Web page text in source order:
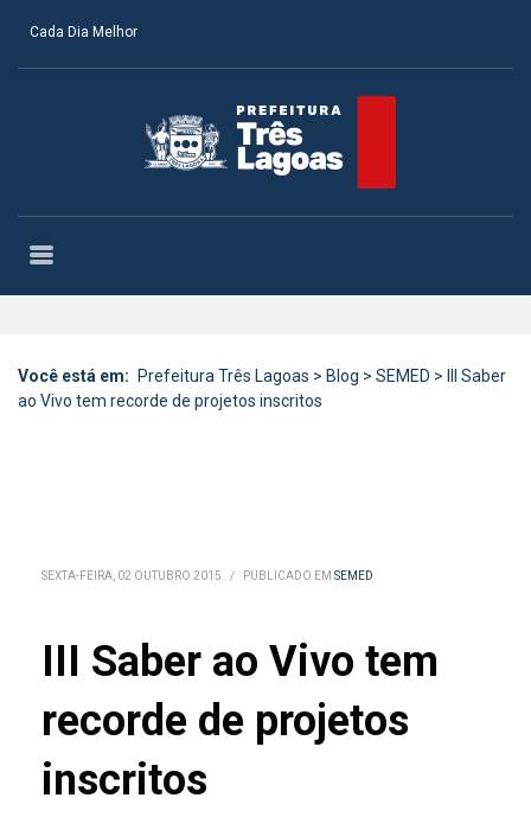
Cada Dia Melhor
Você está em: Prefeitura Três Lagoas > Blog > SEMED >
III Saber
ao Vivo tem recorde de projetos inscritos
SEXTA-FEIRA, 02 OUTUBRO 2015 / PUBLICADO EM SEMED
III Saber ao Vivo tem
recorde de projetos
inscritos